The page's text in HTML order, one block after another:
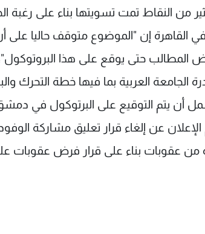
من النقاط تمت تسويتها بناء على رغبة
إن "الموضوع متوقف حاليا على
حتى يوقع على هذا
الجامعة العربية بما فيها خطة التحرك
أن يتم التوقيع على البرتوكول في
الإعلان عن إلغاء قرار تعليق مشاركة
من عقوبات بناء على قرار فرض عقوبات